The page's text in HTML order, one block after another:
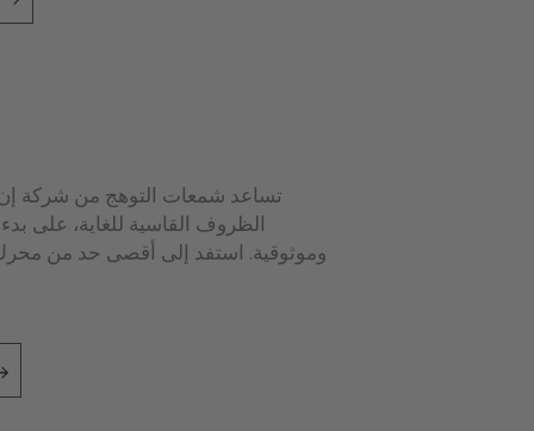
تساعد شمعات التوهج من شركة
الظروف القاسية للغاية، على
وموثوقية. استفد إلى أقصى حد من